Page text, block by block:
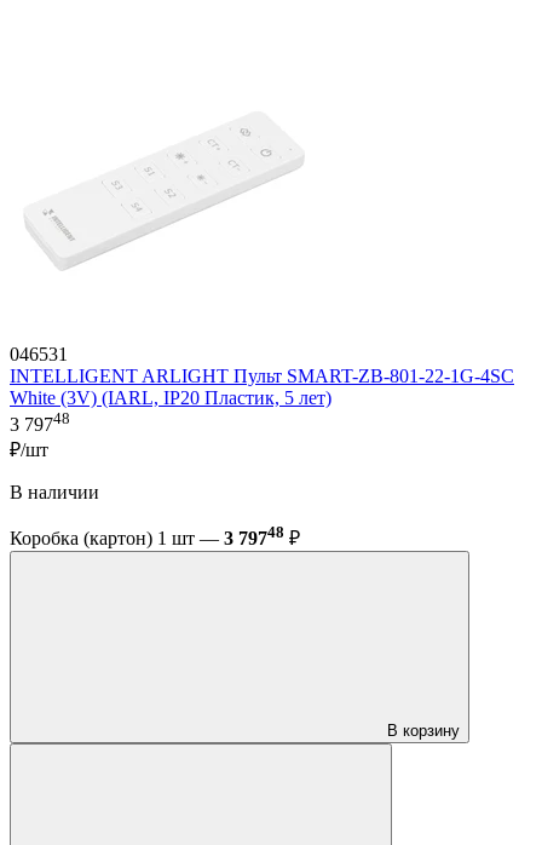
046531
INTELLIGENT ARLIGHT Пульт SMART-ZB-801-22-1G-4SC
White (3V) (IARL, IP20 Пластик, 5 лет)
3 79748
₽/шт
В наличии
Коробка (картон) 1 шт — 3 79748 ₽
В корзину